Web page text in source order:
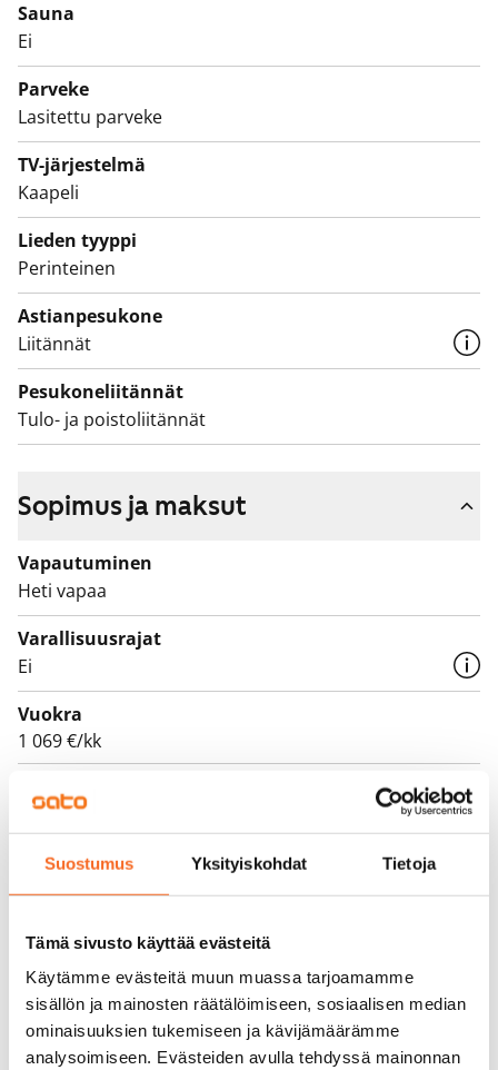
Suostumus Yksityiskohdat Tietoja
Tämä sivusto käyttää evästeitä
Käytämme evästeitä muun muassa tarjoamamme
sisällön ja mainosten räätälöimiseen, sosiaalisen median
ominaisuuksien tukemiseen ja kävijämäärämme
analysoimiseen. Evästeiden avulla tehdyssä mainonnan
Taloyhtiössä on asukkaiden yhteisessä käytössä sauna,
pesutupa ja kerhotila. Varaa esittelyaika ja tule
katsomaan, millainen koti tästä voisi sinulle syntyä!
Sauna
Ei
Parveke
Lasitettu parveke
TV-järjestelmä
Kaapeli
Lieden tyyppi
Perinteinen
Astianpesukone
Liitännät
Pesukoneliitännät
Tulo- ja poistoliitännät
Sopimus ja maksut
Vapautuminen
Heti vapaa
Varallisuusrajat
Ei
Vuokra
1 069 €/kk
0 €, (yrityksille min. 1 kk vuokra)
Vuokrasopimus
Toistaiseksi voimassa oleva, minimi asumisaika
Irtisanomis­mahdollisuus
12 kk vuokrasopimuksesta tai sopimussakolla
aiemmin